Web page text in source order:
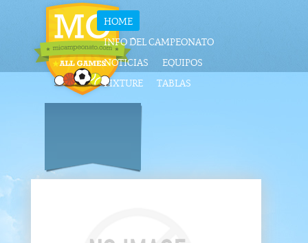
HOME
INFO DEL CAMPEONATO
NOTICIAS
EQUIPOS
FIXTURE
TABLAS